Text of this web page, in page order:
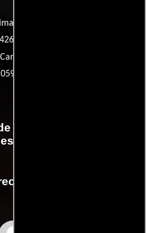
$6,560,030
la película Midsommar.
la noche